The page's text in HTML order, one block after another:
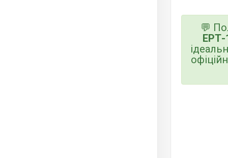
💬
ЕРТ-